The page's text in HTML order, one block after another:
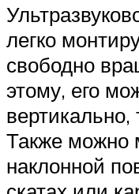
легко
свободно
этому, его
вертикально,
Также можно
наклонной